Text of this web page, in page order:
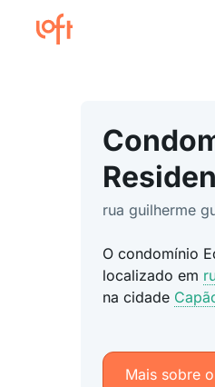
rua guilherme
O condomínio
localizado em
na cidade
Mais sobre